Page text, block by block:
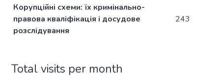
Корупційні схеми: їх кримінально-
правова кваліфікація і досудове
розслідування
243
Total visits per month